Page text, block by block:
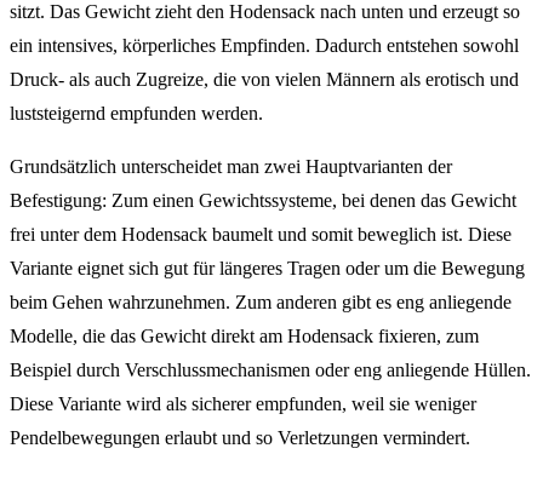
sitzt. Das Gewicht zieht den Hodensack nach unten und erzeugt so
ein intensives, körperliches Empfinden. Dadurch entstehen sowohl
Druck- als auch Zugreize, die von vielen Männern als erotisch und
luststeigernd empfunden werden.
Grundsätzlich unterscheidet man zwei Hauptvarianten der
Befestigung: Zum einen Gewichtssysteme, bei denen das Gewicht
frei unter dem Hodensack baumelt und somit beweglich ist. Diese
Variante eignet sich gut für längeres Tragen oder um die Bewegung
beim Gehen wahrzunehmen. Zum anderen gibt es eng anliegende
Modelle, die das Gewicht direkt am Hodensack fixieren, zum
Beispiel durch Verschlussmechanismen oder eng anliegende Hüllen.
Diese Variante wird als sicherer empfunden, weil sie weniger
Pendelbewegungen erlaubt und so Verletzungen vermindert.